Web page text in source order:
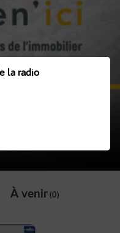
À venir(0)
la radio